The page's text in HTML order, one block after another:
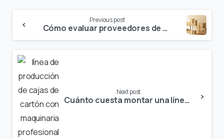
Reading
Previous post
Cómo evaluar proveedores de maquinaria para cartón más allá del precio
Next post
Cuánto cuesta montar una línea de producción de cajas en 2026